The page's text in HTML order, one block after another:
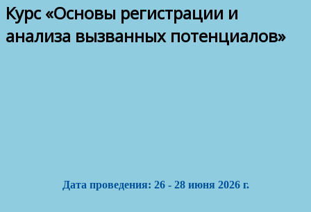
Курс «Основы регистрации и
анализа вызванных потенциалов»
Дата проведения: 26 - 28 июня 2026 г.